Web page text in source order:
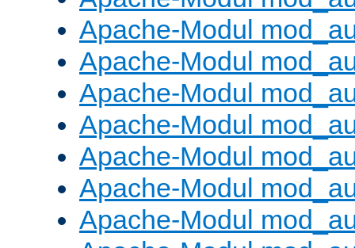
Apache-Modul
Apache-Modul
Apache-Modul
Apache-Modul
Apache-Modul
Apache-Modul
Apache-Modul